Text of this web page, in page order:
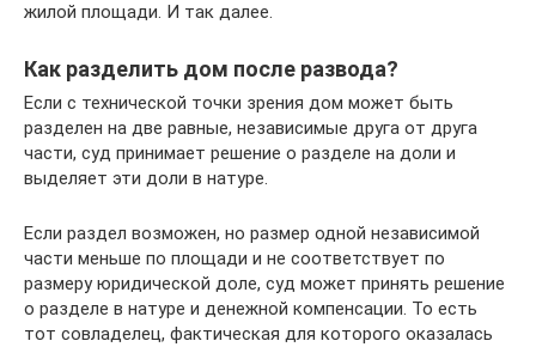
жилой площади. И так далее.
Как разделить дом после развода?
Если с технической точки зрения дом может быть
разделен на две равные, независимые друга от друга
части, суд принимает решение о разделе на доли и
выделяет эти доли в натуре.
Если раздел возможен, но размер одной независимой
части меньше по площади и не соответствует по
размеру юридической доле, суд может принять решение
о разделе в натуре и денежной компенсации. То есть
тот совладелец, фактическая для которого оказалась